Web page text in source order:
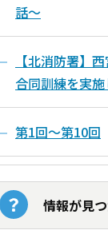
話～
【北消防署】
合同訓練を実
第1回～第10回
情報が見